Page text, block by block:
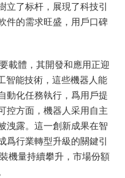
立了标杆，展現了科技引
件的需求旺盛，用戶口碑
載體，其開發和應用正迎
智能技術，這些機器人能
動化任務執行，爲用戶提
控方面，機器人采用自主
洩露。這一創新成果在智
爲行業轉型升級的關鍵引
機量持續攀升，市場份額